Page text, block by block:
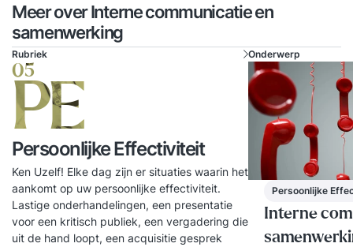
Meer over Interne communicatie en
samenwerking
Rubriek
05
PE
Persoonlijke Effectiviteit
Ken Uzelf! Elke dag zijn er situaties waarin het
aankomt op uw persoonlijke effectiviteit.
Lastige onderhandelingen, een presentatie
voor een kritisch publiek, een vergadering die
uit de hand loopt, een acquisitie gesprek
Onderwerp
Persoonlijke
Interne